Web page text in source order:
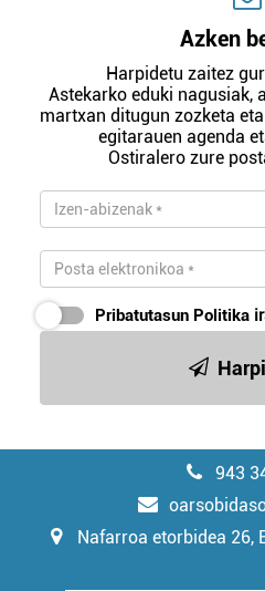
Azken
Harpidetu zaitez
Astekarko eduki nagusiak,
martxan ditugun zozketa
egitarauen agenda
Ostiralero zure
Pribatutasun Politika
943
Nafarroa etorbidea 26,